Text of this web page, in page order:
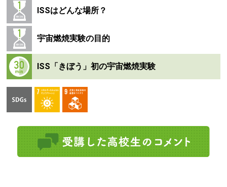
ISSはどんな場所？
宇宙燃焼実験の目的
ISS「きぼう」初の宇宙燃焼実験